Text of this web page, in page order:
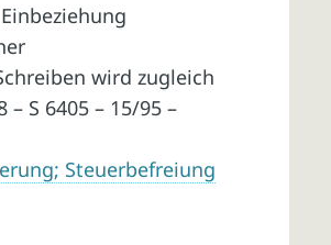
wird zugleich
– S 6405 – 15/95 –
Steuerbefreiung